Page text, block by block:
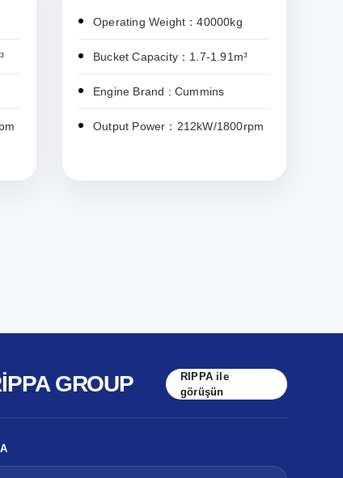
Operating Weight：40000kg
Bucket Capacity：1.7-1.91m³
Engine Brand : Cummins
Output Power：212kW/1800rpm
GROUP
RIPPA ile
görüşün